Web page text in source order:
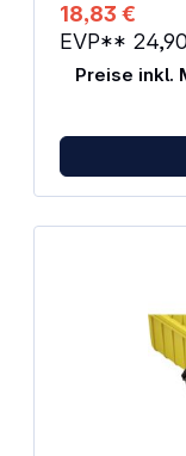
18,83 €
EVP**
Preise inkl.